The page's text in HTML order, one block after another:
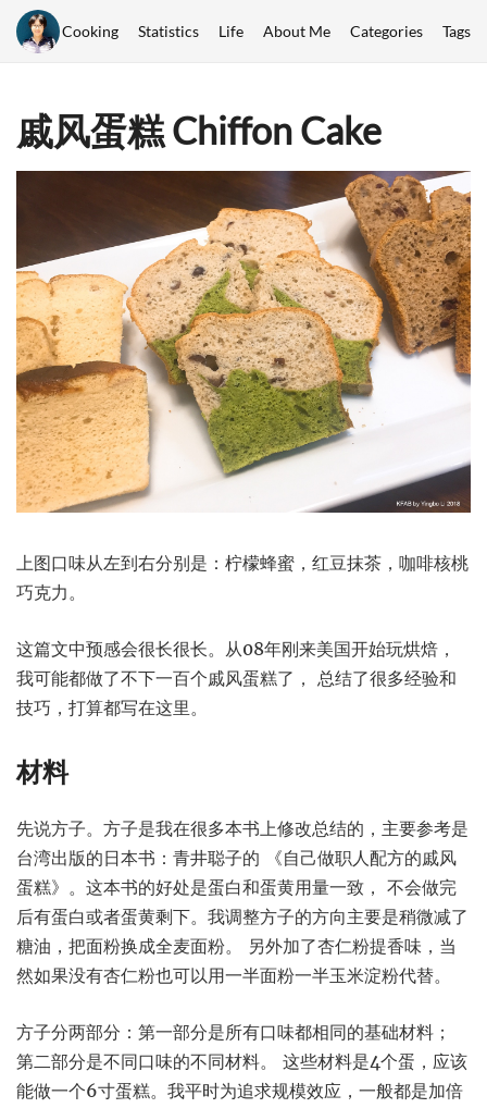
Cooking Statistics Life About Me Categories Tags
戚风蛋糕 Chiffon Cake
上图口味从左到右分别是：柠檬蜂蜜，红豆抹茶，咖啡核桃
巧克力。
这篇文中预感会很长很长。从08年刚来美国开始玩烘焙，
我可能都做了不下一百个戚风蛋糕了， 总结了很多经验和
技巧，打算都写在这里。
材料
先说方子。方子是我在很多本书上修改总结的，主要参考是
台湾出版的日本书：青井聪子的 《自己做职人配方的戚风
蛋糕》。这本书的好处是蛋白和蛋黄用量一致， 不会做完
后有蛋白或者蛋黄剩下。我调整方子的方向主要是稍微减了
糖油，把面粉换成全麦面粉。 另外加了杏仁粉提香味，当
然如果没有杏仁粉也可以用一半面粉一半玉米淀粉代替。
方子分两部分：第一部分是所有口味都相同的基础材料；
第二部分是不同口味的不同材料。 这些材料是4个蛋，应该
能做一个6寸蛋糕。我平时为追求规模效应，一般都是加倍